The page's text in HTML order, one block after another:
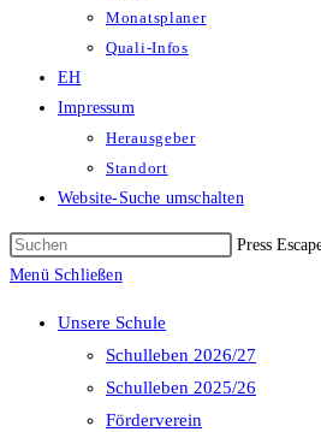
Monatsplaner
Quali-Infos
EH
Impressum
Herausgeber
Standort
Website-Suche umschalten
Press
Menü Schließen
Unsere Schule
Schulleben 2026/27
Schulleben 2025/26
Förderverein